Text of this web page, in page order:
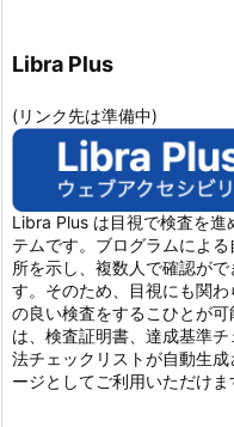
Libra Plus
(リンク先は準備中)
Libra Plus は目視で検査を進
テムです。ブログラムによ
所を示し、複数人で確認が
す。そのため、目視にも関
の良い検査をするこひとが
は、検査証明書、達成基準
法チェックリストが自動生
ージとしてご利用いただけま